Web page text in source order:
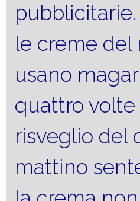
le creme del
usano
quattro volte
risveglio del
mattino